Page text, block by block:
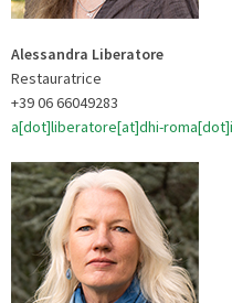
Alessandra Liberatore
Restauratrice
+39 06 66049283
a[dot]liberatore[at]dhi-